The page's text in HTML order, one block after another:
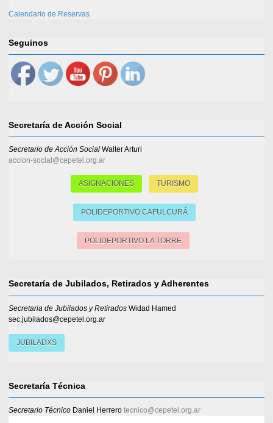
Calendario de Reservas
Seguinos
Secretaría de Acción Social
Secretario de Acción Social Walter Arturi
accion-social@cepetel.org.ar
ASIGNACIONES TURISMO
POLIDEPORTIVO CAFULCURÁ
POLIDEPORTIVO LA TORRE
Secretaría de Jubilados, Retirados y Adherentes
Secretaria de Jubilados y Retirados Widad Hamed
sec.jubilados@cepetel.org.ar
JUBILADXS
Secretaría Técnica
Secretario Técnico Daniel Herrero tecnico@cepetel.org.ar